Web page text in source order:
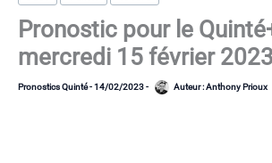
Pronostic pour le
mercredi 15 février 2023
Pronostics Quinté-14/02/2023- Auteur :Anthony Prioux